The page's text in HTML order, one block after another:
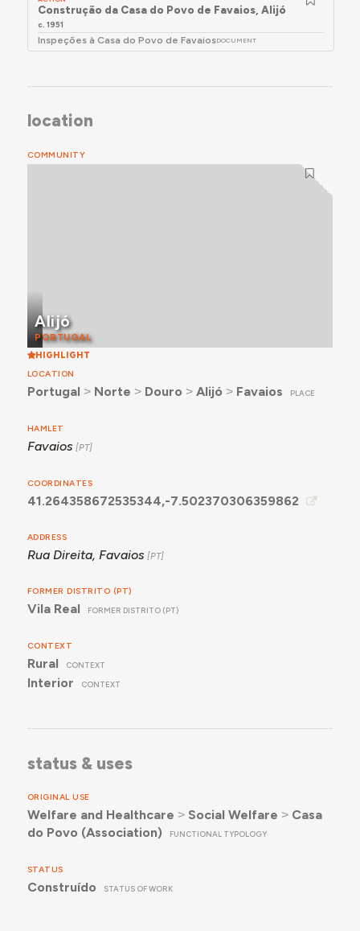
Construção da Casa do Povo de Favaios, Alijó
c. 1951
Inspeções à Casa do Povo de FavaiosDOCUMENT
location
COMMUNITY
Alijó
PORTUGAL
HIGHLIGHT
LOCATION
Portugal ˃ Norte ˃ Douro ˃ Alijó ˃ Favaios PLACE
HAMLET
Favaios
COORDINATES
41.264358672535344,-7.502370306359862
ADDRESS
Rua Direita, Favaios
FORMER DISTRITO (PT)
Vila Real FORMER DISTRITO (PT)
CONTEXT
Rural CONTEXT
Interior CONTEXT
status & uses
ORIGINAL USE
Welfare and Healthcare ˃ Social Welfare ˃ Casa
do Povo (Association)
FUNCTIONAL TYPOLOGY
STATUS
Construído STATUS OF WORK